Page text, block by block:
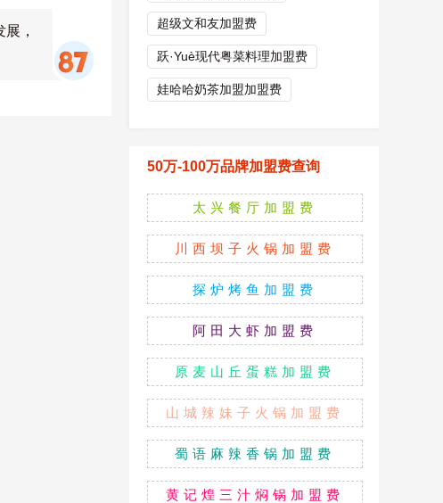
，
超级文和友加盟费
跃·Yuè现代粤菜料理加盟费
娃哈哈奶茶加盟加盟费
50万-100万品牌加盟费查询
太兴餐厅加盟费
川西坝子火锅加盟费
探炉烤鱼加盟费
阿田大虾加盟费
原麦山丘蛋糕加盟费
山城辣妹子火锅加盟费
蜀语麻辣香锅加盟费
黄记煌三汁焖锅加盟费